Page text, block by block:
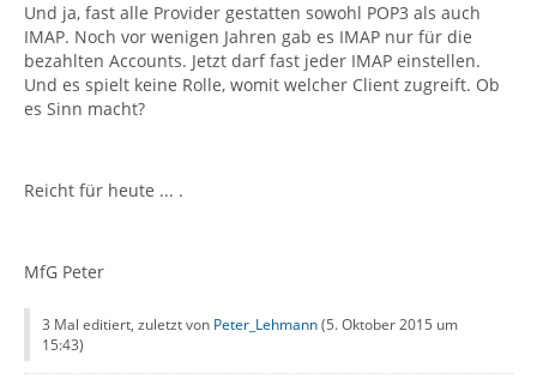
Und ja, fast alle Provider gestatten sowohl POP3 als auch
IMAP. Noch vor wenigen Jahren gab es IMAP nur für die
bezahlten Accounts. Jetzt darf fast jeder IMAP einstellen.
Und es spielt keine Rolle, womit welcher Client zugreift. Ob
es Sinn macht?
Reicht für heute ... .
MfG Peter
3 Mal editiert, zuletzt von Peter_Lehmann(5. Oktober 2015 um
15:43)